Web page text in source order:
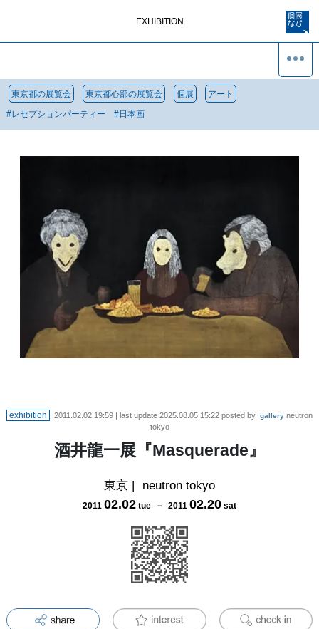
EXHIBITION
東京都の展覧会 東京都心部の展覧会 個展 アート
#レセプションパーティー #日本画
exhibition 2011.02.02 19:59 | last update 2025.08.05 15:22 posted by gallery neutron
tokyo
酒井龍一展『Masquerade』
東京 | neutron tokyo
2011 02.02 tue － 2011 02.20 sat